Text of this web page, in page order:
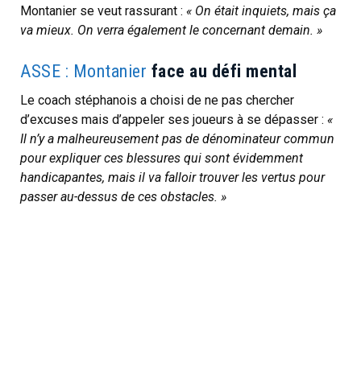
Montanier se veut rassurant : « On était inquiets, mais ça
va mieux. On verra également le concernant demain. »
ASSE : Montanier face au défi mental
Le coach stéphanois a choisi de ne pas chercher
d’excuses mais d’appeler ses joueurs à se dépasser : «
Il n’y a malheureusement pas de dénominateur commun
pour expliquer ces blessures qui sont évidemment
handicapantes, mais il va falloir trouver les vertus pour
passer au-dessus de ces obstacles. »